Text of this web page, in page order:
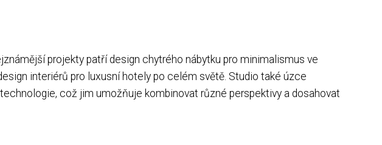
projekty patří design chytrého nábytku pro minimalismus ve
interiérů pro luxusní hotely po celém světě. Studio také úzce
což jim umožňuje kombinovat různé perspektivy a dosahovat